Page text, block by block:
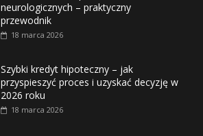
neurologicznych – praktyczny
przewodnik
18 marca 2026
Szybki kredyt hipoteczny – jak
przyspieszyć proces i uzyskać decyzję w
2026 roku
18 marca 2026